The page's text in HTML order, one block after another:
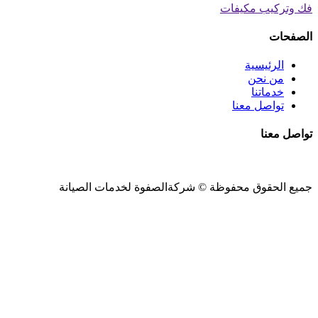
فك وتركيب مكيفات
الصفحات
الرئيسية
من نحن
خدماتنا
تواصل معنا
تواصل معنا
جميع الحقوق محفوظة © شركةالصفوة لخدمات الصيانة